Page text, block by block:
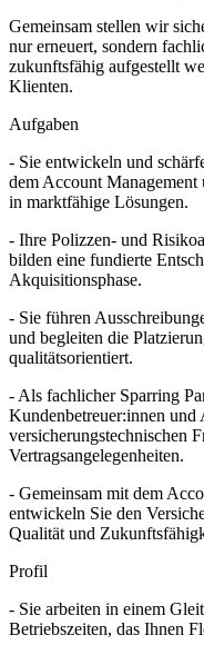
Gemeinsam stellen wir
nur erneuert, sondern
zukunftsfähig aufgestellt
Klienten.
Aufgaben
- Sie entwickeln und
dem Account Management
in marktfähige Lösungen.
- Ihre Polizzen- und
bilden eine fundierte
Akquisitionsphase.
- Sie führen
und begleiten die
qualitätsorientiert.
- Als fachlicher Sparring
Kundenbetreuer:innen und
versicherungstechnischen
Vertragsangelegenheiten.
- Gemeinsam mit dem
entwickeln Sie den
Qualität und
Profil
- Sie arbeiten in einem
Betriebszeiten, das Ihnen